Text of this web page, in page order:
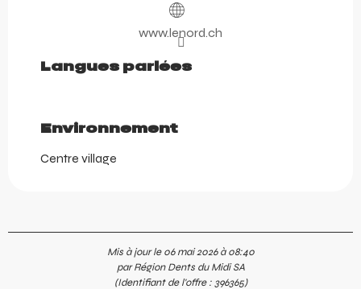
www.lenord.ch
Langues parlées
Langues parlées
Environnement
Environnement
Centre village
Mis à jour le 06 mai 2026 à 08:40
par Région Dents du Midi SA
(Identifiant de l'offre :396365)